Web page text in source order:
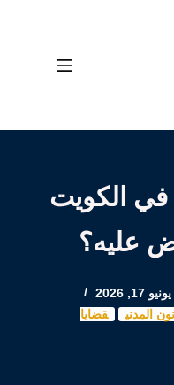
الكويت
عليه؟
يونيو 17, 2026
المدني
قضايا